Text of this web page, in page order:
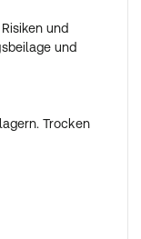
und
und
Trocken